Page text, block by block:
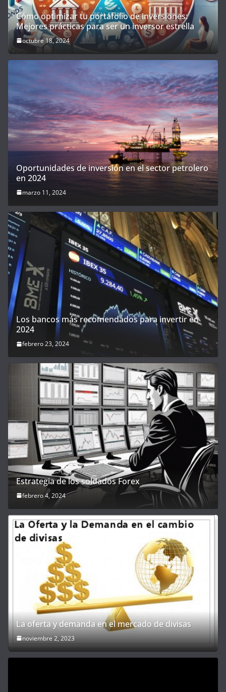
Cómo optimizar tu portafolio de inversiones:
Mejores prácticas para ser un inversor estrella
octubre 18, 2024
Oportunidades de inversión en el sector petrolero
en 2024
marzo 11, 2024
Los bancos más recomendados para invertir en
2024
febrero 23, 2024
Estrategia de los soldados Forex
febrero 4, 2024
La oferta y demanda en el mercado de divisas
noviembre 2, 2023